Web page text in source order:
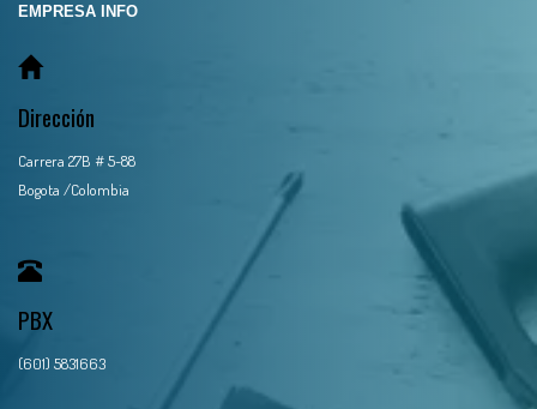
EMPRESA INFO
Dirección
Carrera 27B # 5-88
Bogota /Colombia
PBX
(601) 5831663